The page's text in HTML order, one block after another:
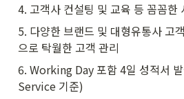
4. 고객사 컨설팅 및 교육 등 꼼꼼한
5. 다양한 브랜드 및 대형유통사 고
으로 탁월한 고객 관리
6. Working Day 포함 4일 성적서
Service 기준)